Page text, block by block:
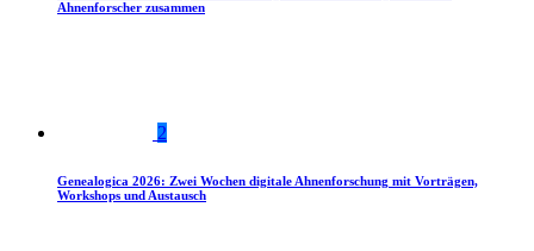
Ahnenforscher zusammen
2
Genealogica 2026: Zwei Wochen digitale Ahnenforschung mit Vorträgen,
Workshops und Austausch